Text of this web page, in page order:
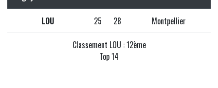
LOU 25 28 Montpellier
Classement LOU : 12ème
Top 14